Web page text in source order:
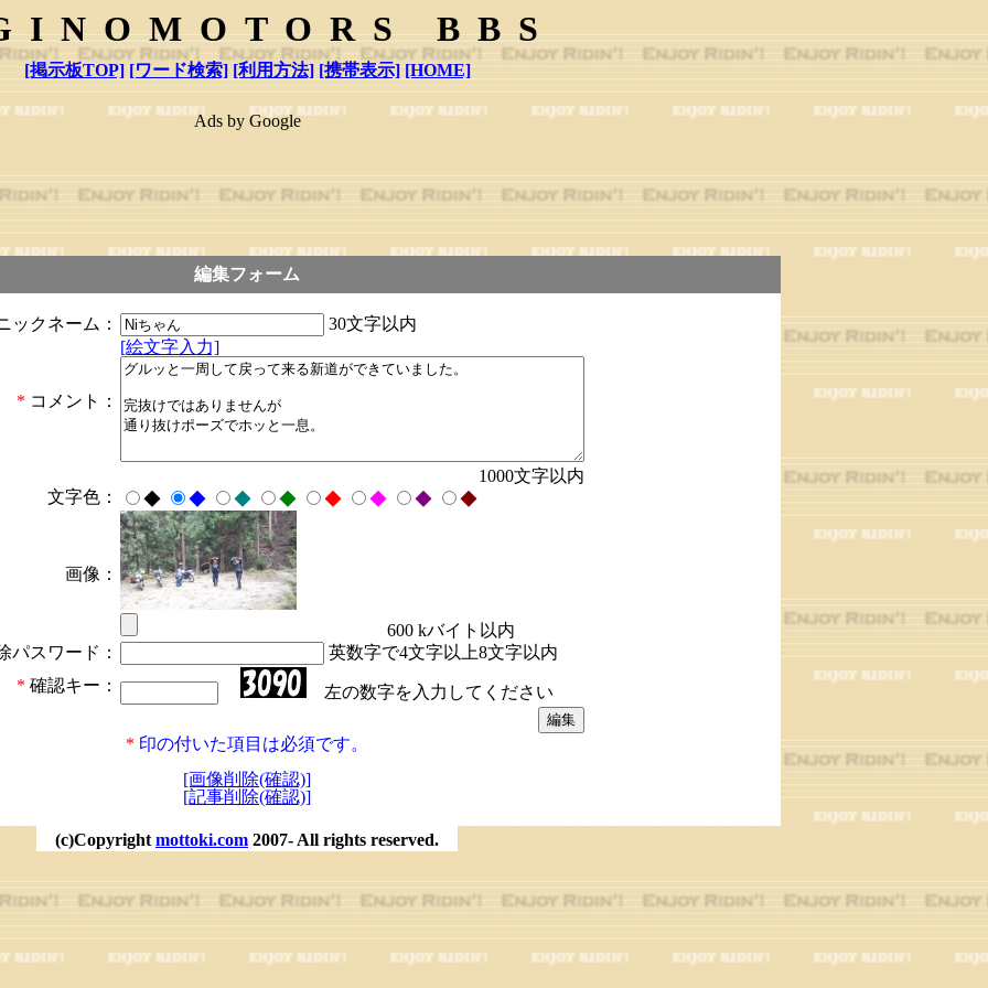
BBS
[掲示板TOP] [ワード検索] [利用方法] [携帯表示] [HOME]
Ads by Google
編集フォーム
ックネーム： 30文字以内
* コメント：
[絵文字入力]
1000文字以内
文字色：
◆ ◆ ◆ ◆ ◆ ◆ ◆ ◆
画像：
600 kバイト以内
パスワード：
英数字で4文字以上8文字以内
* 確認キー： 左の数字を入力してください
* 印の付いた項目は必須です。
[画像削除(確認)]
[記事削除(確認)]
(c)Copyright mottoki.com 2007- All rights reserved.